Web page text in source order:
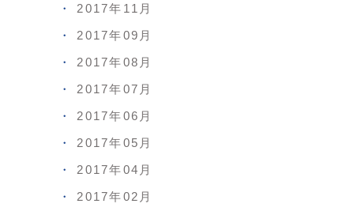
2017年11月
2017年09月
2017年08月
2017年07月
2017年06月
2017年05月
2017年04月
2017年02月